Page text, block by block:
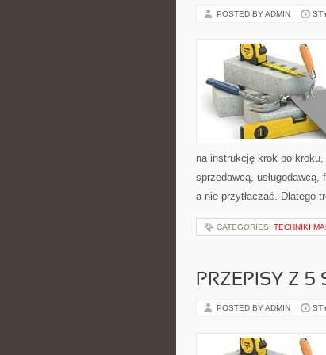
POSTED BY ADMIN
na instrukcję krok po
sprzedawcą,
a nie przytłaczać. Dlatego
CATEGORIES: TECHNIKI
PRZEPISY Z
POSTED BY ADMIN